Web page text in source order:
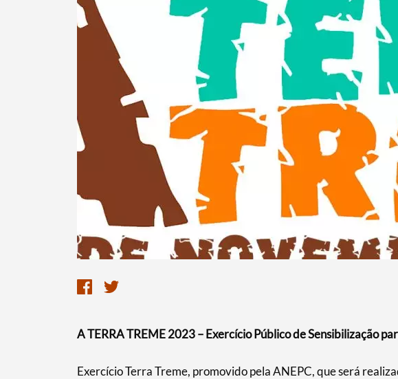
A TERRA TREME 2023 – Exercício Público de Sensibilização
Exercício Terra Treme, promovido pela ANEPC, que será